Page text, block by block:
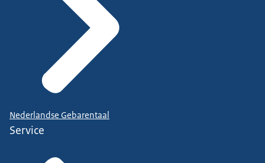
Nederlandse Gebarentaal
Service